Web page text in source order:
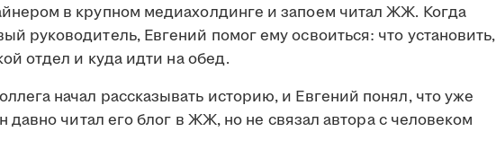
в крупном медиахолдинге и запоем читал ЖЖ. Когда
руководитель, Евгений помог ему освоиться: что установить,
отдел и куда идти на обед.
начал рассказывать историю, и Евгений понял, что уже
давно читал его блог в ЖЖ, но не связал автора с человеком